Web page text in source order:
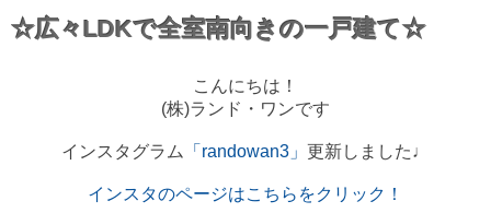
☆広々LDKで全室南向きの一戸建て☆
こんにちは！
(株)ランド・ワンです
インスタグラム 「randowan3」 更新しました♩
インスタのページはこちらをクリック！